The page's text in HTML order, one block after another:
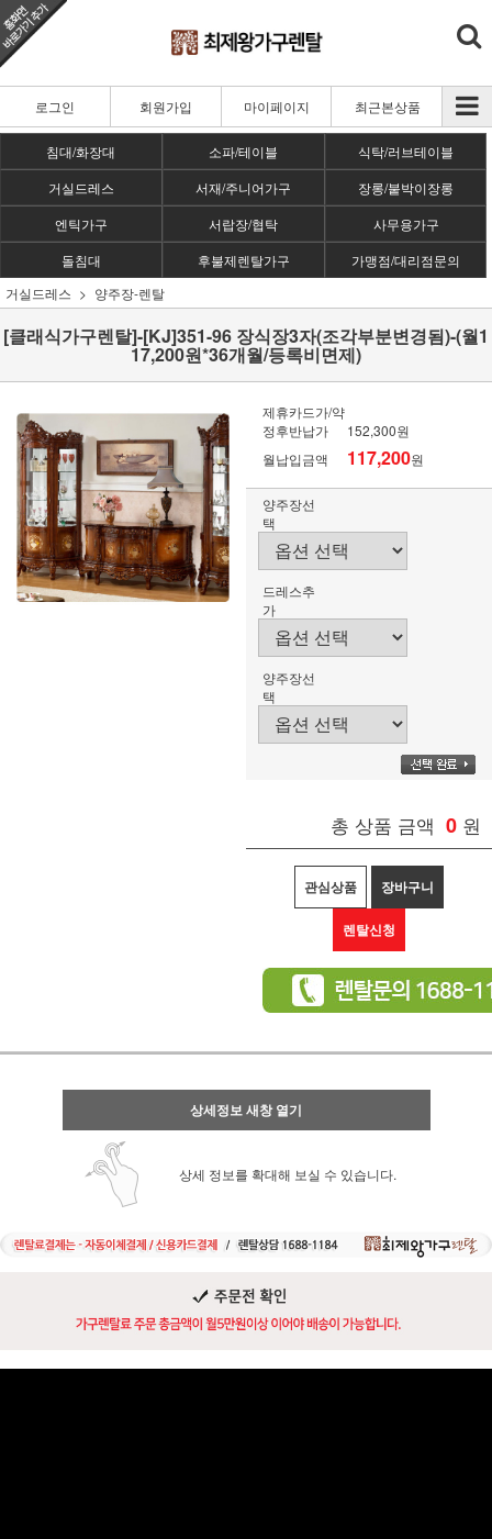
로그인 회원가입 마이페이지 최근본상품
침대/화장대 소파/테이블
식탁/러브테이블
거실드레스
서재/주니어가구
장롱/붙박이장롱
엔틱가구
서랍장/협탁
사무용가구
돌침대
후불제렌탈가구
가맹점/대리점문의
거실드레스
양주장-렌탈
[클래식가구렌탈]-[KJ]351-96 장식장3자(조각부분변경됨)-(월1
17,200원*36개월/등록비면제)
제휴카드가/약
정후반납가
152,300원
월납입금액
117,200원
양주장선
택
드레스추
가
양주장선
택
총 상품 금액 0 원
관심상품 장바구니
렌탈신청
상세정보 새창 열기
상세 정보를 확대해 보실 수 있습니다.